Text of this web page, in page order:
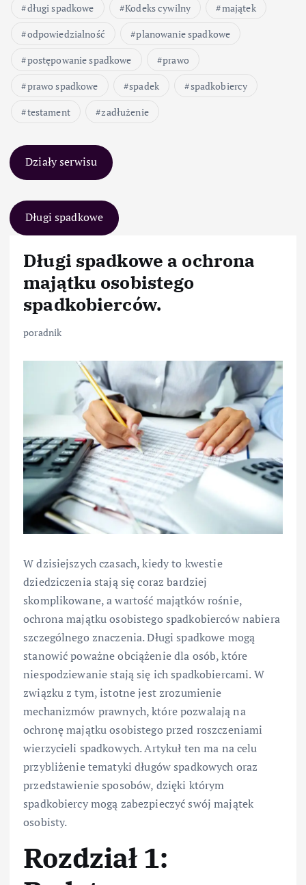
długi spadkowe
Kodeks cywilny
majątek
odpowiedzialność
planowanie spadkowe
postępowanie spadkowe
prawo
prawo spadkowe
spadek
spadkobiercy
testament
zadłużenie
Działy serwisu
Długi spadkowe
Długi spadkowe a ochrona
majątku osobistego
spadkobierców.
poradnik
W dzisiejszych czasach, kiedy to kwestie
dziedziczenia stają się coraz bardziej
skomplikowane, a wartość majątków rośnie,
ochrona majątku osobistego spadkobierców nabiera
szczególnego znaczenia. Długi spadkowe mogą
stanowić poważne obciążenie dla osób, które
niespodziewanie stają się ich spadkobiercami. W
związku z tym, istotne jest zrozumienie
mechanizmów prawnych, które pozwalają na
ochronę majątku osobistego przed roszczeniami
wierzycieli spadkowych. Artykuł ten ma na celu
przybliżenie tematyki długów spadkowych oraz
przedstawienie sposobów, dzięki którym
spadkobiercy mogą zabezpieczyć swój majątek
osobisty.
Rozdział 1: